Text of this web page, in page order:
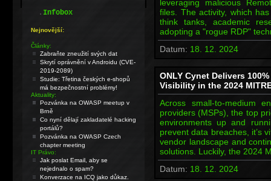
leveraging malicious
files. The activity, which
think tanks, academic
adopting a "rogue RDP"
Datum: 18. 12. 2024
ONLY Cynet Delivers
Visibility in the 2024
Across small-to-medium
providers (MSPs), the top
environments up and
prevent data breaches, it’s
vendor landscape and
solutions. Luckily, the 2024
Datum: 18. 12. 2024
.Infobox
Nejnovější:
Články:
Zabraňte zneužití svých dat
Skrytí oprávnění v Androidu (CVE-
2019-2089)
Studie: Třetina českých e-shopů
má bezpečnostní problémy!
Aktuality:
Pozvánka na OWASP meetup v
Brně
Co nyní dělají zakladatelé hacking
portálů?
Pozvánka na OWASP Czech
chapter meeting
IT Právo:
Jak poslat Email, aby se
nejednalo o spam?
Konverzace na ICQ jako důkaz.